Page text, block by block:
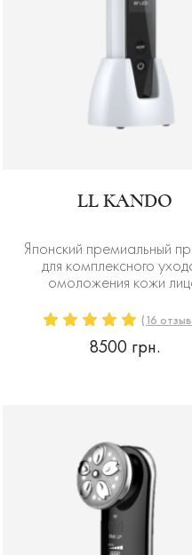
LL KANDO
Японский премиальный
для комплексного
омоложения кожи
(16
8500 грн.